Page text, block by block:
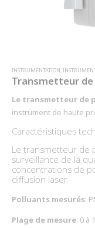
INSTRUMENTATION,
Transmetteur de
Le transmetteur de
instrument de haute
Utilisant le principe de
est idéal pour les
extérieur,
normes internationales.
Caractéristiques
Le transmetteur de
surveillance de la
concentrations de
diffusion laser.
Polluants mesurés:
Plage de mesure: 0 à